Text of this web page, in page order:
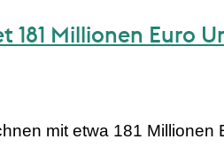
181 Millionen Euro
mit etwa 181